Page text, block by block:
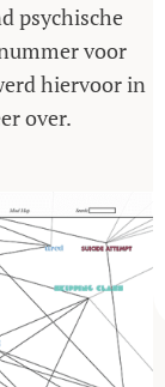
psychische
voor
hiervoor in
over.